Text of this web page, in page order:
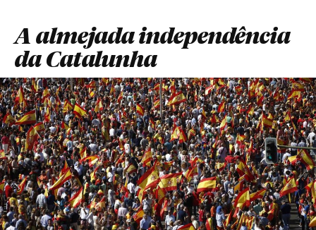
A almejada independência
da Catalunha